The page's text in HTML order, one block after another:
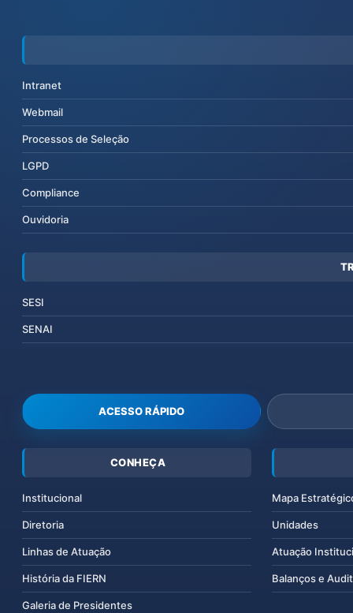
Intranet
Webmail
Processos de Seleção
LGPD
Compliance
Ouvidoria
SESI
SENAI
ACESSO RÁPIDO
CONHEÇA
Institucional
Diretoria
Linhas de Atuação
História da FIERN
Galeria de Presidentes
Mapa
Unidades
Atuação
Balanços e